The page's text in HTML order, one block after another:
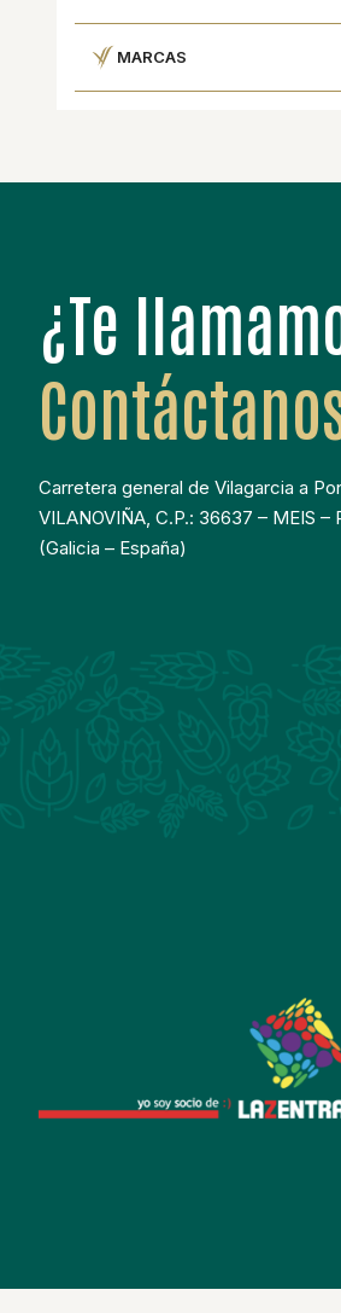
MARCAS
¿Te
Carretera general de Vilagarcia a
VILANOVIÑA, C.P.: 36637 – MEIS –
(Galicia – España)